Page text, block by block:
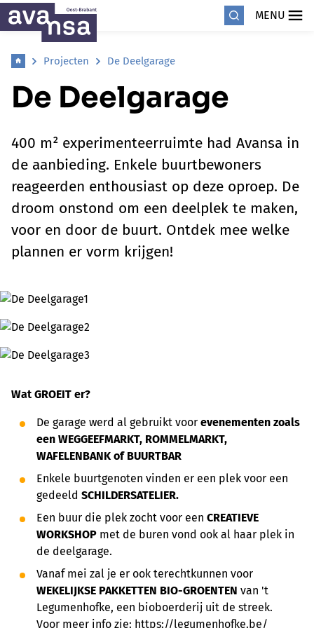
MENU
Projecten De Deelgarage
De Deelgarage
400 m² experimenteerruimte had Avansa in
de aanbieding. Enkele buurtbewoners
reageerden enthousiast op deze oproep. De
droom onstond om een deelplek te maken,
voor en door de buurt. Ontdek mee welke
plannen er vorm krijgen!
Wat GROEIT er?
De garage werd al gebruikt voor evenementen zoals
een WEGGEEFMARKT, ROMMELMARKT,
WAFELENBANK of BUURTBAR
Enkele buurtgenoten vinden er een plek voor een
gedeeld SCHILDERSATELIER.
Een buur die plek zocht voor een CREATIEVE
WORKSHOP met de buren vond ook al haar plek in
de deelgarage.
Vanaf mei zal je er ook terechtkunnen voor
WEKELIJKSE PAKKETTEN BIO-GROENTEN van 't
Legumenhofke, een bioboerderij uit de streek.
Voor meer info zie: https://legumenhofke.be/